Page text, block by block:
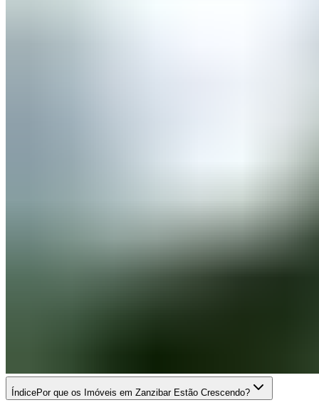
ÍndicePor que os Imóveis em Zanzibar Estão Crescendo?